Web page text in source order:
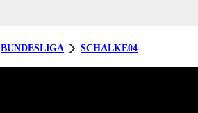
BUNDESLIGA SCHALKE04